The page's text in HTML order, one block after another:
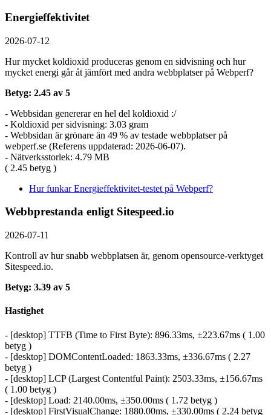
Energieffektivitet
2026-07-12
Hur mycket koldioxid produceras genom en sidvisning och hur
mycket energi går åt jämfört med andra webbplatser på Webperf?
Betyg: 2.45 av 5
- Webbsidan genererar en hel del koldioxid :/
- Koldioxid per sidvisning: 3.03 gram
- Webbsidan är grönare än 49 % av testade webbplatser på
webperf.se (Referens uppdaterad: 2026-06-07).
- Nätverksstorlek: 4.79 MB
( 2.45 betyg )
Hur funkar Energieffektivitet-testet på Webperf?
Webbprestanda enligt Sitespeed.io
2026-07-11
Kontroll av hur snabb webbplatsen är, genom opensource-verktyget
Sitespeed.io.
Betyg: 3.39 av 5
Hastighet
- [desktop] TTFB (Time to First Byte): 896.33ms, ±223.67ms ( 1.00
betyg )
- [desktop] DOMContentLoaded: 1863.33ms, ±336.67ms ( 2.27
betyg )
- [desktop] LCP (Largest Contentful Paint): 2503.33ms, ±156.67ms
( 1.00 betyg )
- [desktop] Load: 2140.00ms, ±350.00ms ( 1.72 betyg )
- [desktop] FirstVisualChange: 1880.00ms, ±330.00ms ( 2.24 betyg